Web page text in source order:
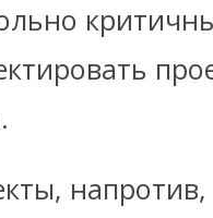
напротив,